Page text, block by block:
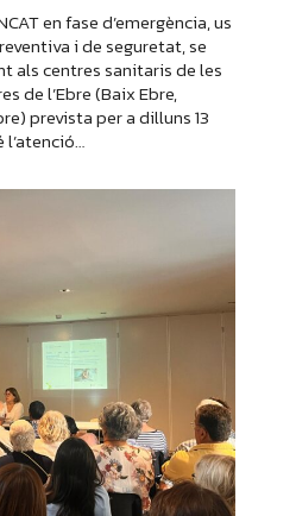
en fase d’emergència, us
i de seguretat, se
als centres sanitaris de les
de l’Ebre (Baix Ebre,
prevista per a dilluns 13
l’atenció…